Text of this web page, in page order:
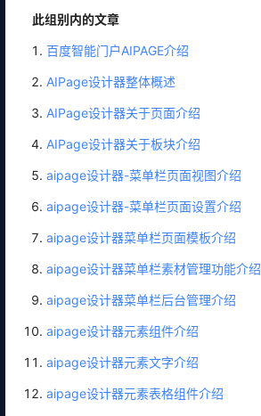
此组别内的文章
百度智能门户AIPAGE介绍
AIPage设计器整体概述
AIPage设计器关于页面介绍
AIPage设计器关于板块介绍
aipage设计器-菜单栏页面视图介绍
aipage设计器-菜单栏页面设置介绍
aipage设计器菜单栏页面模板介绍
aipage设计器菜单栏素材管理功能介绍
aipage设计器菜单栏后台管理介绍
aipage设计器元素组件介绍
aipage设计器元素文字介绍
aipage设计器元素表格组件介绍